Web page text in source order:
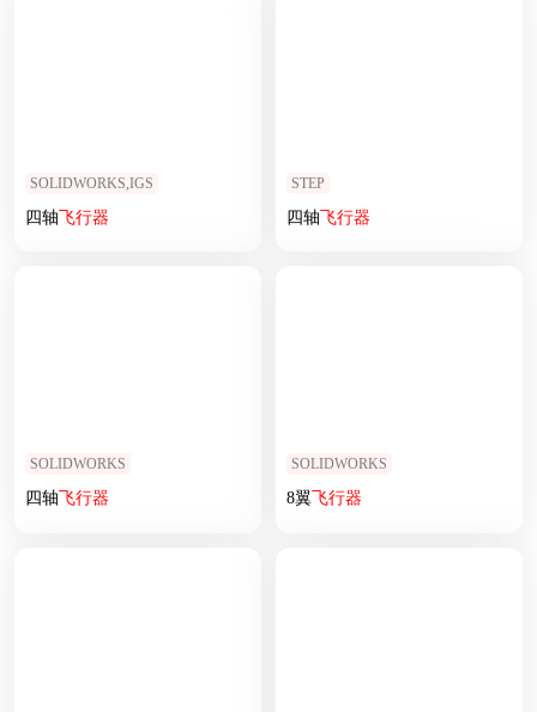
SOLIDWORKS,IGS
四轴飞行器
STEP
四轴飞行器
SOLIDWORKS
四轴飞行器
SOLIDWORKS
8翼飞行器